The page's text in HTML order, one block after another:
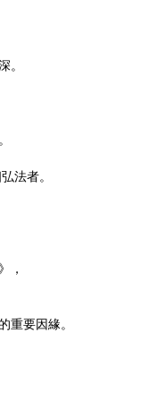
。
法者。
，
重要因緣。